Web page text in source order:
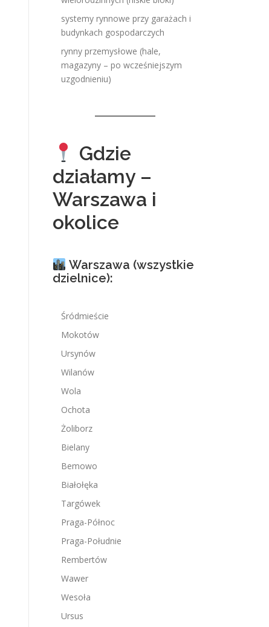
systemy rynnowe przy garażach i
budynkach gospodarczych
rynny przemysłowe (hale,
magazyny – po wcześniejszym
uzgodnieniu)
Gdzie
działamy –
Warszawa i
okolice
Warszawa (wszystkie
dzielnice):
Śródmieście
Mokotów
Ursynów
Wilanów
Wola
Ochota
Żoliborz
Bielany
Bemowo
Białołęka
Targówek
Praga-Północ
Praga-Południe
Rembertów
Wawer
Wesoła
Ursus